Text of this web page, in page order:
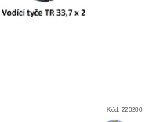
Kód: 220200